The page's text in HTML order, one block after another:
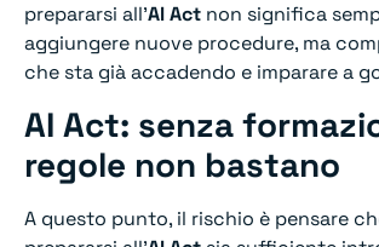
prepararsi all’AI Act non significa
aggiungere nuove procedure, ma
che sta già accadendo e imparare a
AI Act: senza
regole non bastano
A questo punto, il rischio è pensare